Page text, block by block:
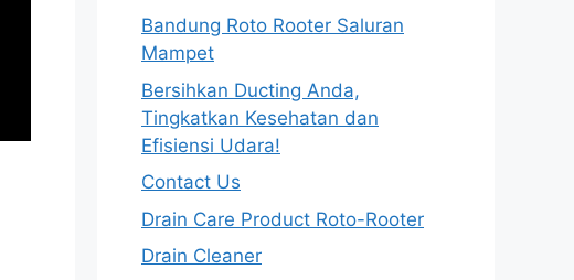
Bandung Roto Rooter Saluran
Mampet
Bersihkan Ducting Anda,
Tingkatkan Kesehatan dan
Efisiensi Udara!
Contact Us
Drain Care Product Roto-Rooter
Drain Cleaner